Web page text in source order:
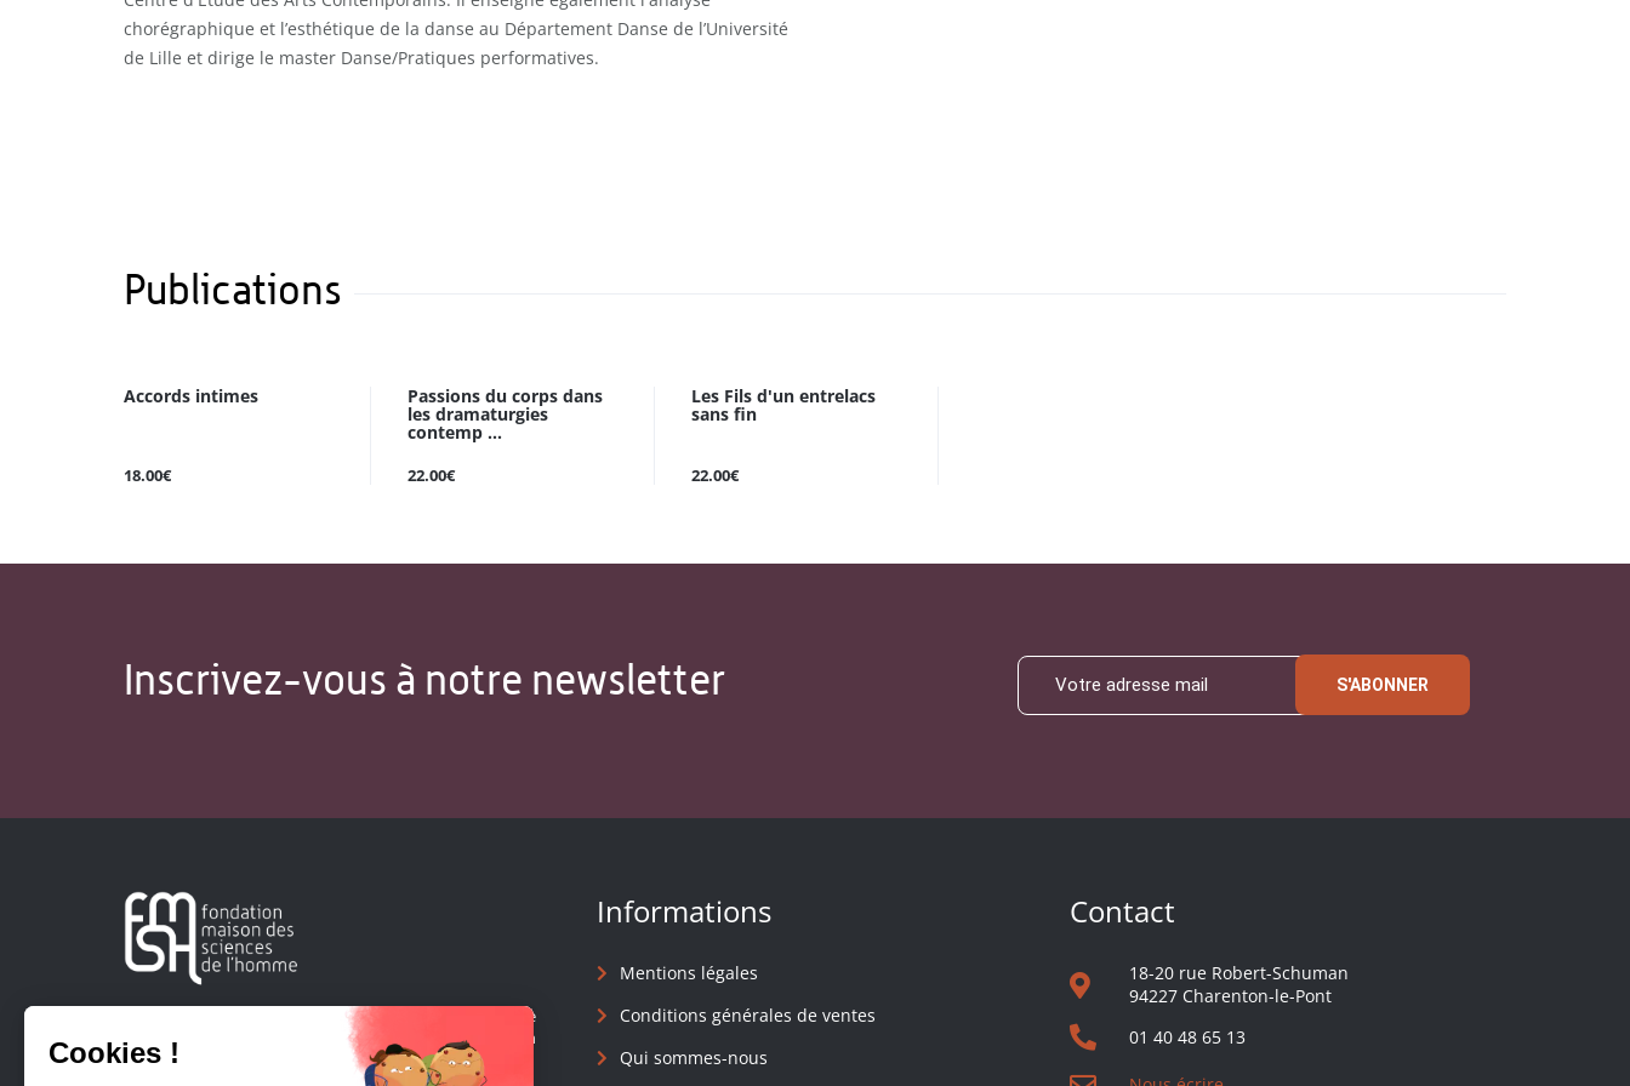
chorégraphique et l’esthétique de la danse au Département Danse de l’Université
de Lille et dirige le master Danse/Pratiques performatives.
Publications
Accords intimes
18.00€
Passions du corps dans
les dramaturgies
contemp ...
22.00€
Les Fils d'un entrelacs
sans fin
22.00€
Inscrivez-vous à notre newsletter S'ABONNER
Créée en 1963, la Fondation Maison Sciences de l'Homme
soutient la recherche et la diffusion des connaissances en
sciences humaines et sociales.
Informations
Mentions légales
Conditions générales de ventes
Qui sommes-nous
Contact
18-20 rue Robert-Schuman
94227 Charenton-le-Pont
01 40 48 65 13